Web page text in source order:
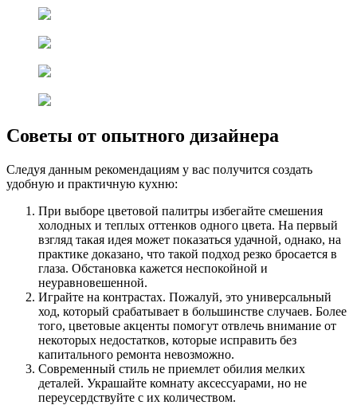
Советы от опытного дизайнера
Следуя данным рекомендациям у вас получится создать
удобную и практичную кухню:
При выборе цветовой палитры избегайте смешения
холодных и теплых оттенков одного цвета. На первый
взгляд такая идея может показаться удачной, однако, на
практике доказано, что такой подход резко бросается в
глаза. Обстановка кажется неспокойной и
неуравновешенной.
Играйте на контрастах. Пожалуй, это универсальный
ход, который срабатывает в большинстве случаев. Более
того, цветовые акценты помогут отвлечь внимание от
некоторых недостатков, которые исправить без
капитального ремонта невозможно.
Современный стиль не приемлет обилия мелких
деталей. Украшайте комнату аксессуарами, но не
переусердствуйте с их количеством.